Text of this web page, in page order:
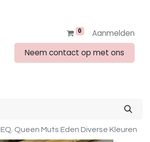
0
Aanmelden
Neem contact op met ons
EQ. Queen Muts Eden Diverse Kleuren